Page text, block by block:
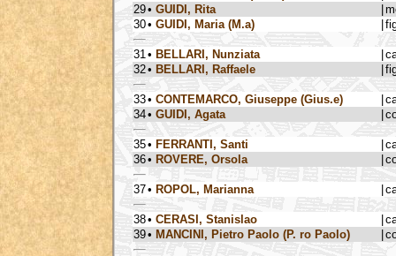
29• GUIDI, Rita
30• GUIDI, Maria (M.a)
31 • BELLARI, Nunziata
32• BELLARI, Raffaele
33• CONTEMARCO, Giuseppe (Gius.e)
34• GUIDI, Agata
35• FERRANTI, Santi
36• ROVERE, Orsola
37• ROPOL, Marianna
38• CERASI, Stanislao
39• MANCINI, Pietro Paolo (P. ro Paolo)